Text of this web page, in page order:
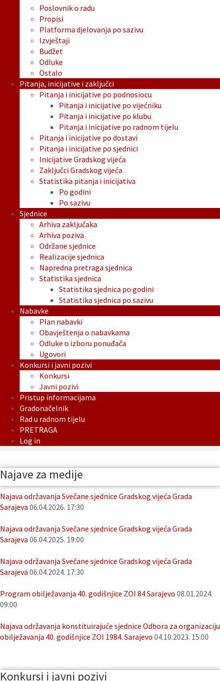
Poslovnik o radu
Propisi
Platforma djelovanja po sazivu
Izvještaji
Budžet
Odluke
Ostalo
Pitanja, inicijative i zaključci
Pitanja i inicijative po podnosiocu
Pitanja i inicijative po vijećniku
Pitanja i inicijative po klubu
Pitanja i inicijative po radnom tijelu
Pitanja i inicijative po dostavi
Pitanja i inicijative po sjednici
Inicijative Gradskog vijeća
Zaključci Gradskog vijeća
Statistika pitanja i inicijativa
Po godini
Po sazivu
Sjednice
Arhiva zaključaka
Arhiva poziva
Održane sjednice
Realizacije sjednica
Napredna pretraga sjednica
Statistika sjednica
Statistika sjednica po godini
Statistika sjednica po sazivu
Nabavke
Plan nabavki
Obavještenja o nabavkama
Odluke o izboru ponuđača
Ugovori
Konkursi i javni pozivi
Konkursi
Javni pozivi
Pristup informacijama
Gradonačelnik
Rad u radnom tijelu
PRETRAGA
Log in
Najave za medije
Najava održavanja Svečane sjednice Gradskog vijeća Grada
Sarajeva 06.04.2026. 17:30
Najava održavanja Svečane sjednice Gradskog vijeća Grada
Sarajeva 06.04.2025. 19:00
Najava održavanja Svečane sjednice Gradskog vijeća Grada
Sarajeva 06.04.2024. 17:30
Program obilježavanja 40. godišnjice ZOI 84 Sarajevo 08.01.2024.
09:00
Najava održavanja konstituirajuće sjednice Odbora za organizaciju
obilježavanja 40. godišnjice ZOI 1984. Sarajevo 04.10.2023. 15:00
Konkursi i javni pozivi